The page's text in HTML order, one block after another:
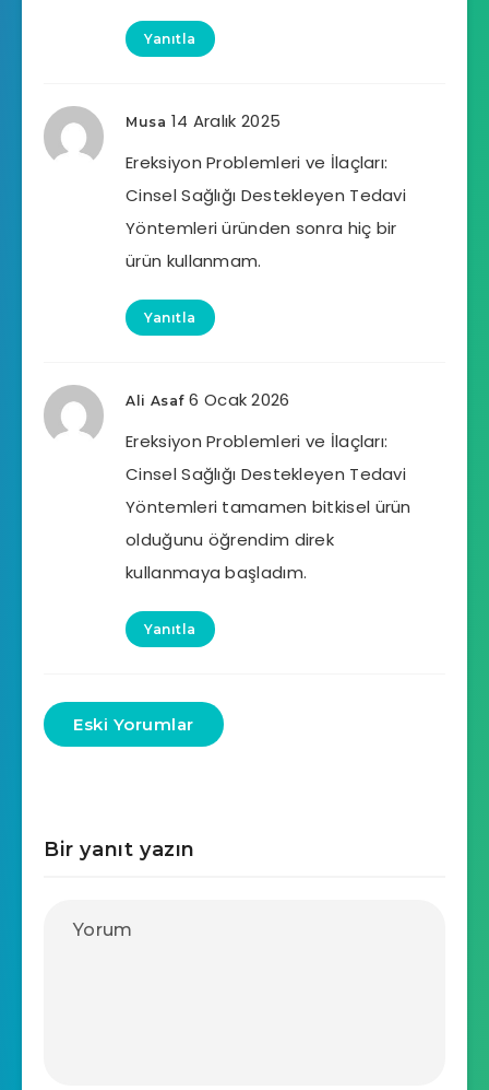
Yanıtla
Musa 14 Aralık 2025
Ereksiyon Problemleri ve İlaçları:
Cinsel Sağlığı Destekleyen Tedavi
Yöntemleri üründen sonra hiç bir
ürün kullanmam.
Yanıtla
Ali Asaf 6 Ocak 2026
Ereksiyon Problemleri ve İlaçları:
Cinsel Sağlığı Destekleyen Tedavi
Yöntemleri tamamen bitkisel ürün
olduğunu öğrendim direk
kullanmaya başladım.
Yanıtla
Eski Yorumlar
Bir yanıt yazın